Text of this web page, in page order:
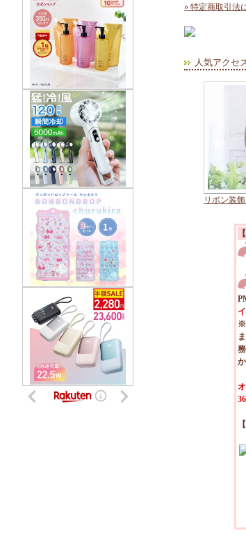
» 特定商取引法
人気アクセ
リボン装
※